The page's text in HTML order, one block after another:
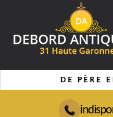
DE PÈRE